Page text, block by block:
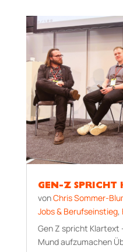
GEN-Z SPRICHT
vonChris Sommer-
Jobs & Berufseinstieg,
Gen Z spricht Klartext
Mund aufzumachen